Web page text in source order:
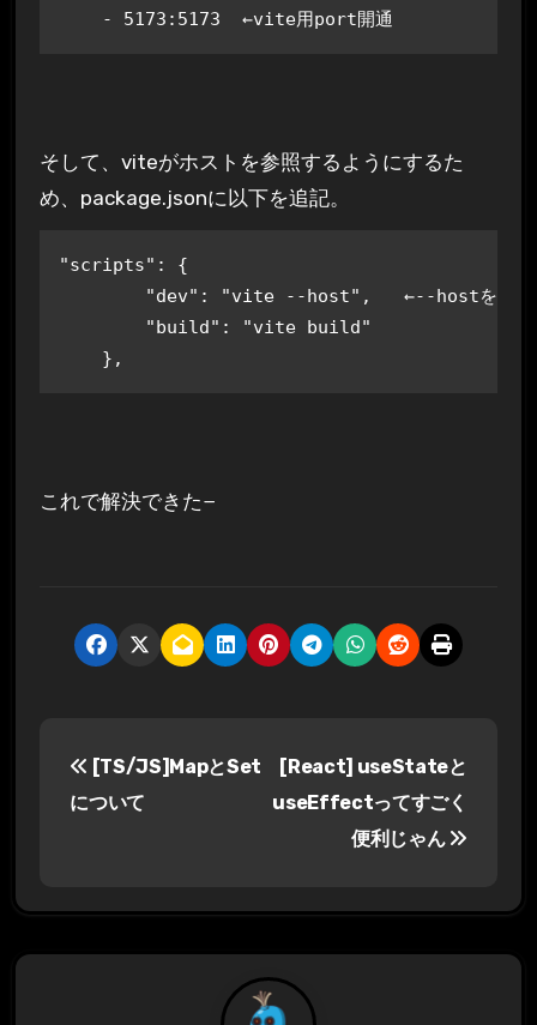
    - 5173:5173  ←vite用port開通
そして、viteがホストを参照するようにするた
め、package.jsonに以下を追記。
"scripts": {
        "dev": "vite --host",   ←--hostを追記
        "build": "vite build"
    },
これで解決できた−
稿
[TS/JS]MapとSet
について
[React] useStateと
useEffectってすごく
便利じゃん